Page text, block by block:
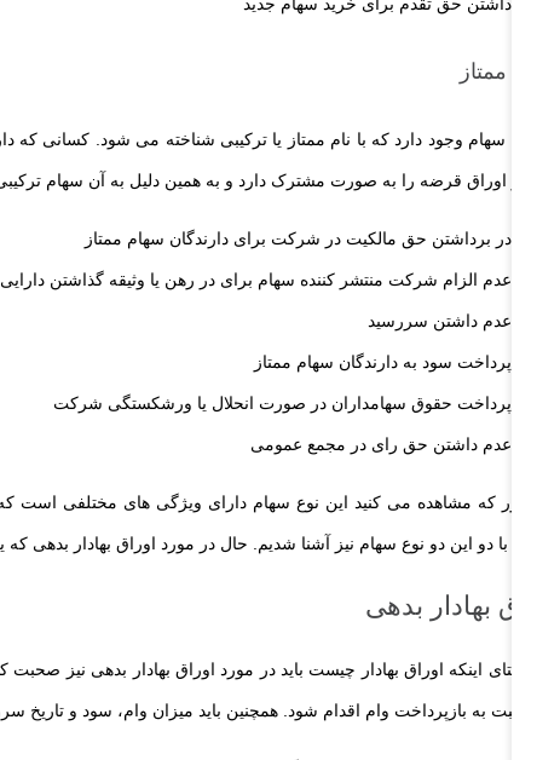
داشتن حق تقدم برای خرید سهام جدید
سهام ممتاز
یک نوع سهام وجود دارد که با نام ممتاز یا ترکیبی شناخته می شود. کسانی
عادی و اوراق قرضه را به صورت مشترک دارد و به همین دلیل به آن سهام
در برداشتن حق مالکیت در شرکت برای دارندگان سهام ممتاز
عدم الزام شرکت منتشر کننده سهام برای در رهن یا وثیقه گذاشتن
عدم داشتن سررسید
پرداخت سود به دارندگان سهام ممتاز
پرداخت حقوق سهامداران در صورت انحلال یا ورشکستگی شرکت
عدم داشتن حق رای در مجمع عمومی
همانطور که مشاهده می کنید این نوع سهام دارای ویژگی های مختلفی است
چیست با دو این دو نوع سهام نیز آشنا شدیم. حال در مورد اوراق بهادار بدهی
اوراق بهادار بدهی
در راستای اینکه اوراق بهادار چیست باید در مورد اوراق بهادار بدهی نیز
باید نسبت به بازپرداخت وام اقدام شود. همچنین باید میزان وام، سود و